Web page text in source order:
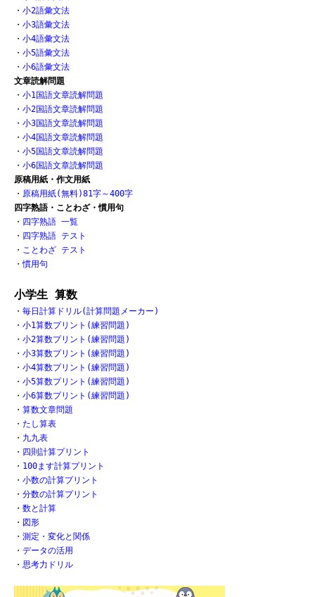
・ 小2語彙文法
・ 小3語彙文法
・ 小4語彙文法
・ 小5語彙文法
・ 小6語彙文法
文章読解問題
・ 小1国語文章読解問題
・ 小2国語文章読解問題
・ 小3国語文章読解問題
・ 小4国語文章読解問題
・ 小5国語文章読解問題
・ 小6国語文章読解問題
原稿用紙・作文用紙
・ 原稿用紙(無料)81字～400字
四字熟語・ことわざ・慣用句
・ 四字熟語 一覧
・ 四字熟語 テスト
・ ことわざ テスト
・慣用句
小学生 算数
・ 毎日計算ドリル(計算問題メーカー)
・ 小1算数プリント(練習問題)
・ 小2算数プリント(練習問題)
・ 小3算数プリント(練習問題)
・ 小4算数プリント(練習問題)
・ 小5算数プリント(練習問題)
・ 小6算数プリント(練習問題)
・ 算数文章問題
・ たし算表
・ 九九表
・ 四則計算プリント
・ 100ます計算プリント
・ 小数の計算プリント
・ 分数の計算プリント
・ 数と計算
・ 図形
・ 測定・変化と関係
・ データの活用
・ 思考力ドリル